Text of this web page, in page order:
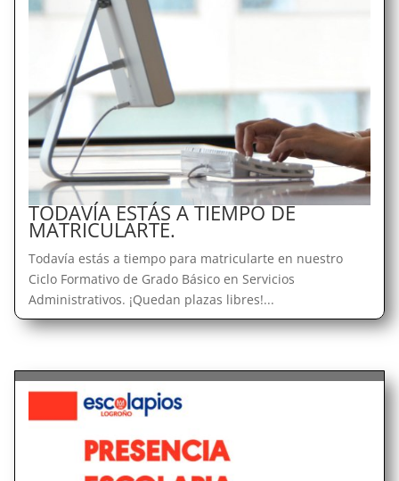
TODAVÍA ESTÁS A TIEMPO DE
MATRICULARTE.
Todavía estás a tiempo para matricularte en nuestro
Ciclo Formativo de Grado Básico en Servicios
Administrativos. ¡Quedan plazas libres!...